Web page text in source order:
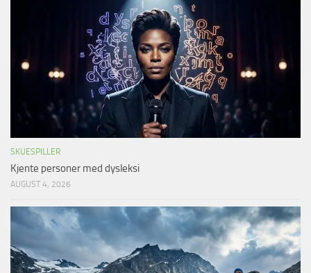
SKUESPILLER
Kjente personer med dysleksi
AUGUST 4, 2026